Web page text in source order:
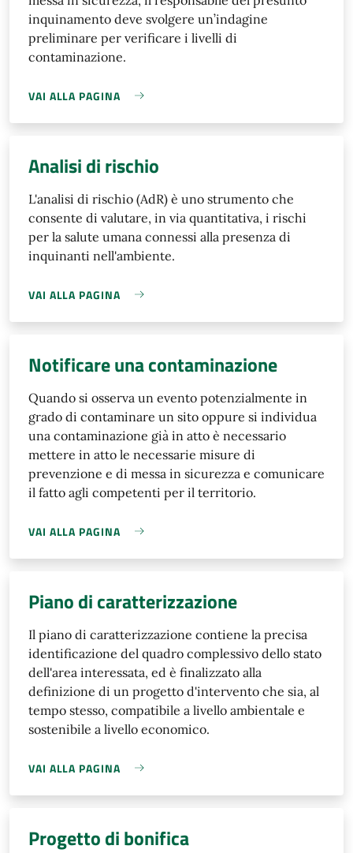
inquinamento deve svolgere un’indagine
preliminare per verificare i livelli di
contaminazione.
VAI ALLA PAGINA
Analisi di rischio
L'analisi di rischio (AdR) è uno strumento che
consente di valutare, in via quantitativa, i rischi
per la salute umana connessi alla presenza di
inquinanti nell'ambiente.
VAI ALLA PAGINA
Notificare una contaminazione
Quando si osserva un evento potenzialmente in
grado di contaminare un sito oppure si individua
una contaminazione già in atto è necessario
mettere in atto le necessarie misure di
prevenzione e di messa in sicurezza e comunicare
il fatto agli competenti per il territorio.
VAI ALLA PAGINA
Piano di caratterizzazione
Il piano di caratterizzazione contiene la precisa
identificazione del quadro complessivo dello stato
dell'area interessata, ed è finalizzato alla
definizione di un progetto d'intervento che sia, al
tempo stesso, compatibile a livello ambientale e
sostenibile a livello economico.
VAI ALLA PAGINA
Progetto di bonifica